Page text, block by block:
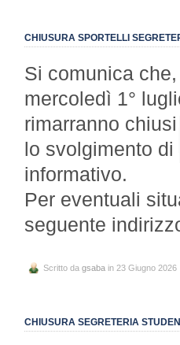
CHIUSURA SPORTELLI
Si comunica
mercoledì 1°
rimarranno
lo svolgimento
informativo.
Per eventuali
seguente
Scritto da gsaba in 23 Giugno 2026
CHIUSURA SEGRETERIA